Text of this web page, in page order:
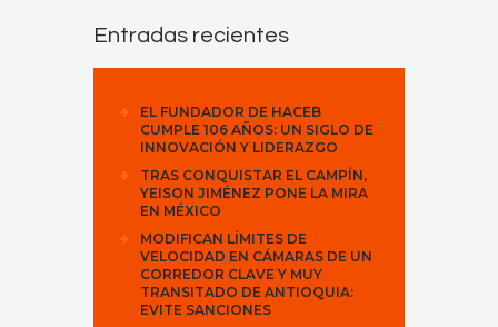
Entradas recientes
EL FUNDADOR DE HACEB
CUMPLE 106 AÑOS: UN SIGLO DE
INNOVACIÓN Y LIDERAZGO
TRAS CONQUISTAR EL CAMPÍN,
YEISON JIMÉNEZ PONE LA MIRA
EN MÉXICO
MODIFICAN LÍMITES DE
VELOCIDAD EN CÁMARAS DE UN
CORREDOR CLAVE Y MUY
TRANSITADO DE ANTIOQUIA:
EVITE SANCIONES